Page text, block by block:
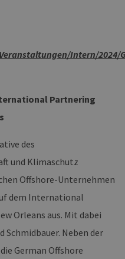
Intern/2024/
Partnering
des
und Klimaschutz
Offshore-Unternehmen
dem International
Orleans aus. Mit dabei
Schmidbauer. Neben der
German Offshore